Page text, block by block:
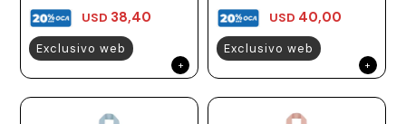
USD 38,40
Exclusivo web
USD 40,00
Exclusivo web